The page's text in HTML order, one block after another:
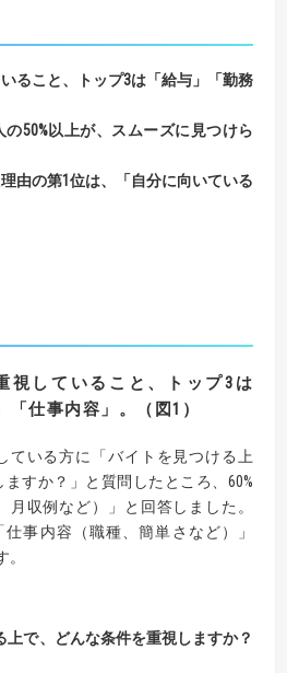
ること、トップ3は「給与」「勤務
50%以上が、スムーズに見つけら
由の第1位は、「自分に向いている
視していること、トップ3 は
「仕事内容」。（図1 ）
ている方に「バイトを見つける上
すか？」と質問したところ、60%
収例など）」と回答しました。
仕事内容（職種、簡単さなど）」
。
上で、どんな条件を重視しますか？